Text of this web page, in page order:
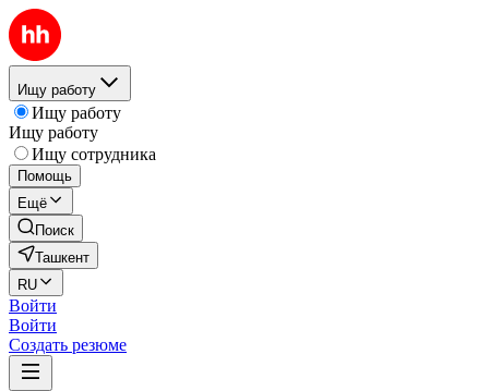
Ищу работу
Ищу работу
Ищу работу
Ищу сотрудника
Помощь
Ещё
Поиск
Ташкент
RU
Войти
Войти
Создать резюме